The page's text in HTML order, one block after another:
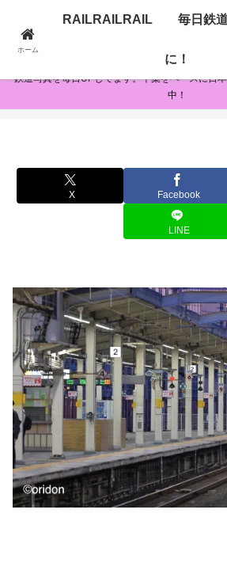
RAILRAILRAIL 毎日鉄道写
鉄道写真を毎日UPしてます。千葉をベースに日
中！
X Facebook
LINE
ホーム
RAILRAILRAIL 毎日鉄道
に！